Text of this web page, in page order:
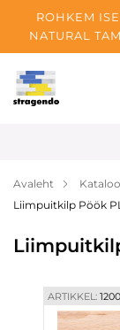
ROHKEM
NATURAL
Tallinn
Makse
Blogi
Kontaktid
Avaleht
Liimpuitkilp Pöök
ARTIKKEL: